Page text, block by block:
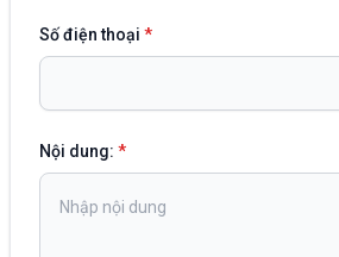
Số điện thoại *
Nội dung: *